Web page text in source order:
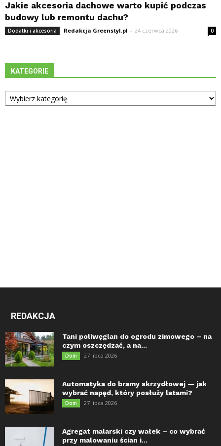
Jakie akcesoria dachowe warto kupić podczas
budowy lub remontu dachu?
Dodatki i akcesoria Redakcja Greenstyl.pl - 24 czerwca 2026 0
KATEGORIE
Kategorie
REDAKCJA
Tani poliwęglan do ogrodu zimowego – na
czym oszczędzać, a na...
Dom 27 lipca 2026
Automatyka do bramy skrzydłowej — jak
wybrać napęd, który posłuży latami?
Dom 27 lipca 2026
Agregat malarski czy wałek – co wybrać
przy malowaniu ścian i...